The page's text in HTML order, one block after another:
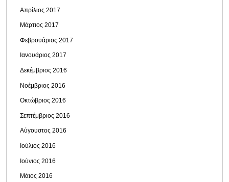
Απρίλιος 2017
Μάρτιος 2017
Φεβρουάριος 2017
Ιανουάριος 2017
Δεκέμβριος 2016
Νοέμβριος 2016
Οκτώβριος 2016
Σεπτέμβριος 2016
Αύγουστος 2016
Ιούλιος 2016
Ιούνιος 2016
Μάιος 2016